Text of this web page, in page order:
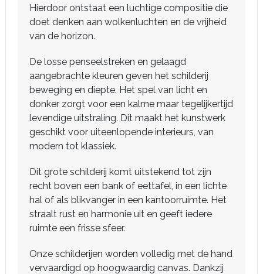
Hierdoor ontstaat een luchtige compositie die
doet denken aan wolkenluchten en de vrijheid
van de horizon.
De losse penseelstreken en gelaagd
aangebrachte kleuren geven het schilderij
beweging en diepte. Het spel van licht en
donker zorgt voor een kalme maar tegelijkertijd
levendige uitstraling. Dit maakt het kunstwerk
geschikt voor uiteenlopende interieurs, van
modern tot klassiek.
Dit grote schilderij komt uitstekend tot zijn
recht boven een bank of eettafel, in een lichte
hal of als blikvanger in een kantoorruimte. Het
straalt rust en harmonie uit en geeft iedere
ruimte een frisse sfeer.
Onze schilderijen worden volledig met de hand
vervaardigd op hoogwaardig canvas. Dankzij